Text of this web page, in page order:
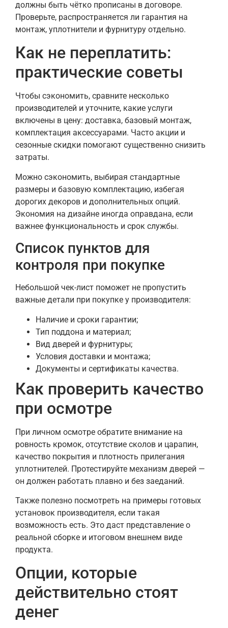
должны быть чётко прописаны в договоре.
Проверьте, распространяется ли гарантия на
монтаж, уплотнители и фурнитуру отдельно.
Как не переплатить:
практические советы
Чтобы сэкономить, сравните несколько
производителей и уточните, какие услуги
включены в цену: доставка, базовый монтаж,
комплектация аксессуарами. Часто акции и
сезонные скидки помогают существенно снизить
затраты.
Можно сэкономить, выбирая стандартные
размеры и базовую комплектацию, избегая
дорогих декоров и дополнительных опций.
Экономия на дизайне иногда оправдана, если
важнее функциональность и срок службы.
Список пунктов для
контроля при покупке
Небольшой чек-лист поможет не пропустить
важные детали при покупке у производителя:
Наличие и сроки гарантии;
Тип поддона и материал;
Вид дверей и фурнитуры;
Условия доставки и монтажа;
Документы и сертификаты качества.
Как проверить качество
при осмотре
При личном осмотре обратите внимание на
ровность кромок, отсутствие сколов и царапин,
качество покрытия и плотность прилегания
уплотнителей. Протестируйте механизм дверей —
он должен работать плавно и без заеданий.
Также полезно посмотреть на примеры готовых
установок производителя, если такая
возможность есть. Это даст представление о
реальной сборке и итоговом внешнем виде
продукта.
Опции, которые
действительно стоят
денег